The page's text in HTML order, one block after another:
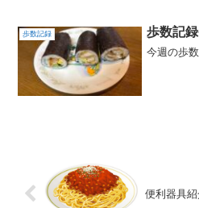
歩数記録 歩数記
今週の歩
便利器具